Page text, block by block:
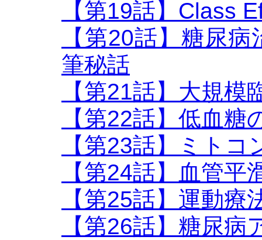
【第19話】Class
【第20話】糖尿
筆秘話
【第21話】大規
【第22話】低血糖
【第23話】ミト
【第24話】血管
【第25話】運動療
【第26話】糖尿病